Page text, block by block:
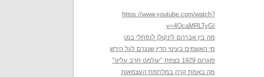
https://www.youtube.com/watch?
v=4OcaMRLTyGI
מה בין אברהם לינקולן לנפתלי בנט
מי האשמים בעינוי הדין שנגרם לגל הירש
פוגרום 1929 בצפת "עולמנו חרב עלינו"
מה באמת קרה במלחמת העצמאות